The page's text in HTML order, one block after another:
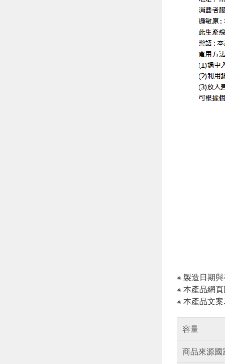
※ 製造日期
※ 本產品網
※ 本產品文
容量
商品來源國